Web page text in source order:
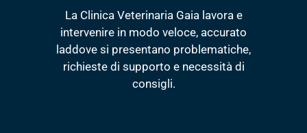
La Clinica Veterinaria Gaia lavora e
intervenire in modo veloce, accurato
laddove si presentano problematiche,
richieste di supporto e necessità di
consigli.